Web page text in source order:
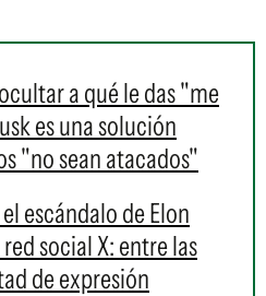
a qué le das "me
es una solución
"no sean atacados"
escándalo de Elon
social X: entre las
de expresión